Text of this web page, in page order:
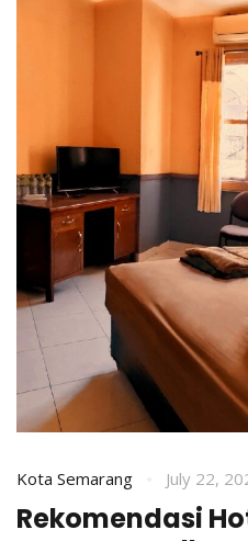
Kota Semarang July 22,
Rekomendasi